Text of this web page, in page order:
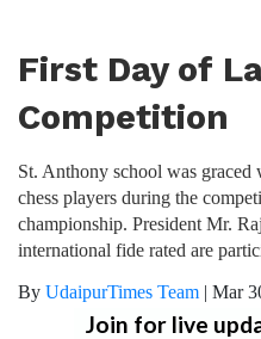
First Day of
Competition
St. Anthony school was graced
chess players during the
championship. President Mr.
international fide rated are
By UdaipurTimes Team | Mar
Join for live